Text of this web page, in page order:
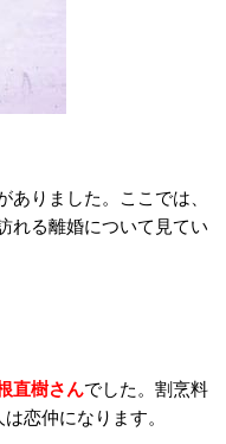
りました。ここでは、
れる離婚について見てい
直樹さんでした。割烹料
恋仲になります。